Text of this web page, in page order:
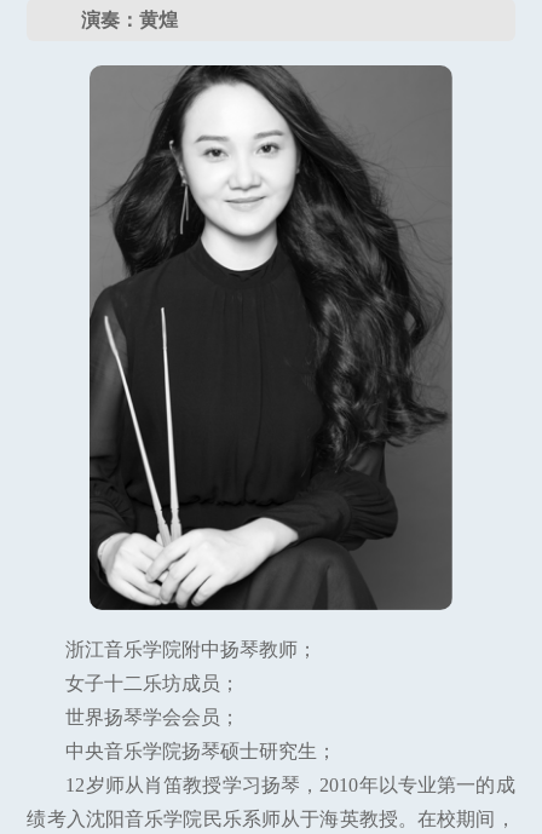
演奏：黄煌
浙江音乐学院附中扬琴教师；
女子十二乐坊成员；
世界扬琴学会会员；
中央音乐学院扬琴硕士研究生；
12岁师从肖笛教授学习扬琴，2010年以专业第一的成
绩考入沈阳音乐学院民乐系师从于海英教授。在校期间，